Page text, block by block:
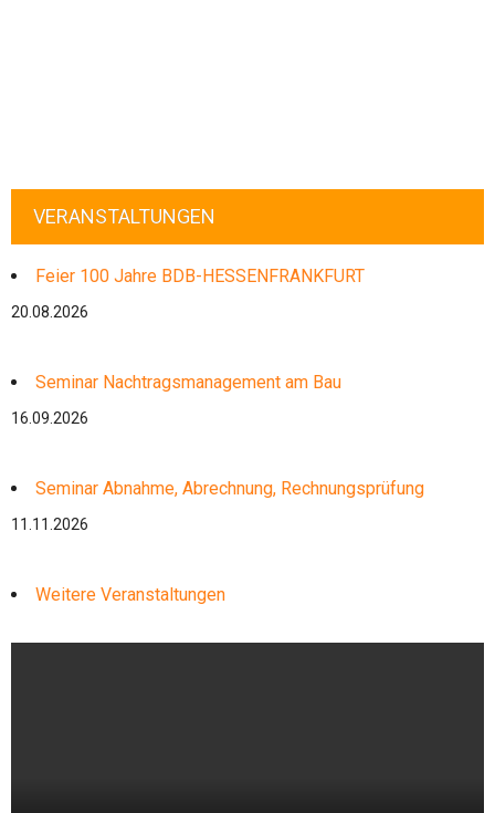
VERANSTALTUNGEN
Feier 100 Jahre BDB-HESSENFRANKFURT
20.08.2026
Seminar Nachtragsmanagement am Bau
16.09.2026
Seminar Abnahme, Abrechnung, Rechnungsprüfung
11.11.2026
Weitere Veranstaltungen